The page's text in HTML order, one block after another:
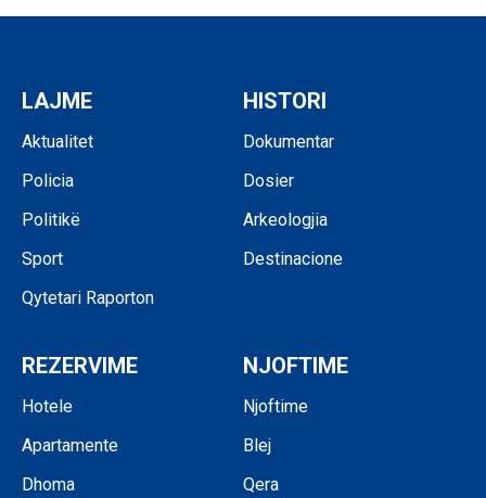
LAJME
Aktualitet
Policia
Politikë
Sport
Qytetari Raporton
HISTORI
Dokumentar
Dosier
Arkeologjia
Destinacione
REZERVIME
Hotele
Apartamente
Dhoma
NJOFTIME
Njoftime
Blej
Qera